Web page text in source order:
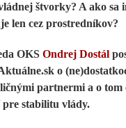
štvorky? A ako sa
len cez prostredníkov?
OKS Ondrej Dostál
o
partnermi a o tom
stabilitu vlády.